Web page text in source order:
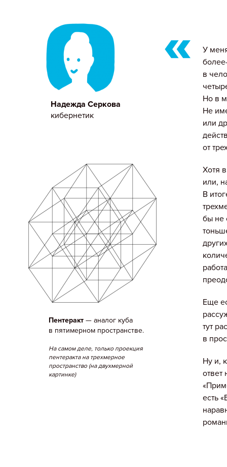
У
в
Но в
Не
или
от
Хотя
или,
В
бы не
Еще
тут
в
Ну и,
ответ
есть
Надежда Серкова
кибернетик
Пентеракт — аналог куба
в пятимерном пространстве.
На самом деле, только проекция
пентеракта на трехмерное
пространство (на двухмерной
картинке)